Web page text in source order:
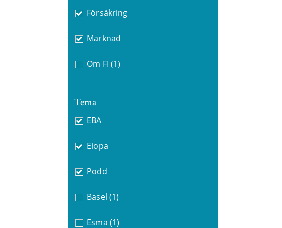
Försäkring
Marknad
Om FI (1)
Tema
EBA
Eiopa
Podd
Basel (1)
Esma (1)